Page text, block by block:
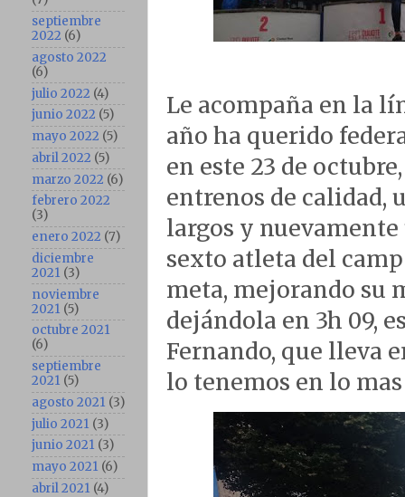
Le acompaña en la
año ha querido
en este 23 de
entrenos de calidad,
largos y
sexto atleta del
meta, mejorando su
dejándola en 3h 09,
Fernando, que lleva
lo tenemos en lo
septiembre
2022 (6)
agosto 2022
(6)
julio 2022 (4)
junio 2022 (5)
mayo 2022 (5)
abril 2022 (5)
marzo 2022 (6)
febrero 2022
(3)
enero 2022 (7)
diciembre
2021 (3)
noviembre
2021 (5)
octubre 2021
(6)
septiembre
2021 (5)
agosto 2021 (3)
julio 2021 (3)
junio 2021 (3)
mayo 2021 (6)
abril 2021 (4)